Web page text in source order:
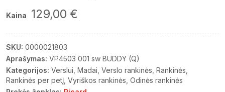
Kaina 129,00 €
SKU: 0000021803
Aprašymas: VP4503 001 sw BUDDY (Q)
Kategorijos: Verslui Madai Verslo rankinės Rankinės
Rankinės per petį Vyriškos rankinės Odinės rankinės